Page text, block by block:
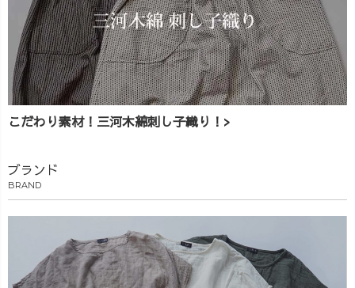
こだわり素材！三河木綿刺し子織り！>
ブランド
BRAND